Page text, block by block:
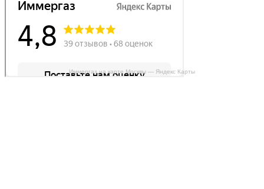
Иммергаз на карте Москвы — Яндекс Карты